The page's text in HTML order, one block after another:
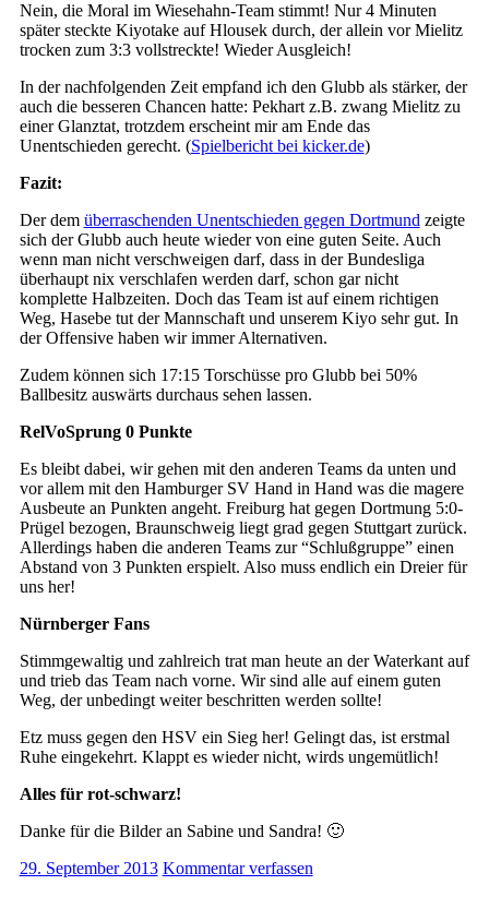
Nein, die Moral im Wiesehahn-Team stimmt! Nur 4 Minuten
später steckte Kiyotake auf Hlousek durch, der allein vor Mielitz
trocken zum 3:3 vollstreckte! Wieder Ausgleich!
In der nachfolgenden Zeit empfand ich den Glubb als stärker, der
auch die besseren Chancen hatte: Pekhart z.B. zwang Mielitz zu
einer Glanztat, trotzdem erscheint mir am Ende das
Unentschieden gerecht. (Spielbericht bei kicker.de)
Fazit:
Der dem überraschenden Unentschieden gegen Dortmund zeigte
sich der Glubb auch heute wieder von eine guten Seite. Auch
wenn man nicht verschweigen darf, dass in der Bundesliga
überhaupt nix verschlafen werden darf, schon gar nicht
komplette Halbzeiten. Doch das Team ist auf einem richtigen
Weg, Hasebe tut der Mannschaft und unserem Kiyo sehr gut. In
der Offensive haben wir immer Alternativen.
Zudem können sich 17:15 Torschüsse pro Glubb bei 50%
Ballbesitz auswärts durchaus sehen lassen.
RelVoSprung 0 Punkte
Es bleibt dabei, wir gehen mit den anderen Teams da unten und
vor allem mit den Hamburger SV Hand in Hand was die magere
Ausbeute an Punkten angeht. Freiburg hat gegen Dortmung 5:0-
Prügel bezogen, Braunschweig liegt grad gegen Stuttgart zurück.
Allerdings haben die anderen Teams zur “Schlußgruppe” einen
Abstand von 3 Punkten erspielt. Also muss endlich ein Dreier für
uns her!
Nürnberger Fans
Stimmgewaltig und zahlreich trat man heute an der Waterkant auf
und trieb das Team nach vorne. Wir sind alle auf einem guten
Weg, der unbedingt weiter beschritten werden sollte!
Etz muss gegen den HSV ein Sieg her! Gelingt das, ist erstmal
Ruhe eingekehrt. Klappt es wieder nicht, wirds ungemütlich!
Alles für rot-schwarz!
Danke für die Bilder an Sabine und Sandra! 🙂
29. September 2013 Kommentar verfassen